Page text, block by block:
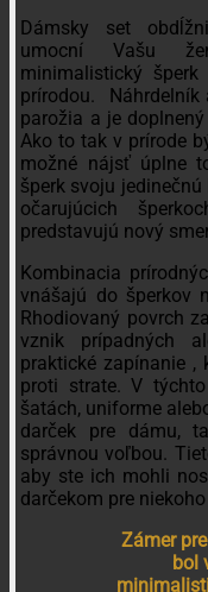
Dámsky set
umocní Vašu
minimalistický
prírodou. Náhrdelník
parožia a je
Ako to tak v prírode
možné nájsť úplne
šperk svoju
očarujúcich
predstavujú nový
Kombinacia
vnášajú do šperkov
Rhodiovaný povrch
vznik prípadných
praktické zapínanie ,
proti strate. V
šatách, uniforme
darček pre dámu,
správnou voľbou.
aby ste ich mohli
darčekom pre
Zámer
bol